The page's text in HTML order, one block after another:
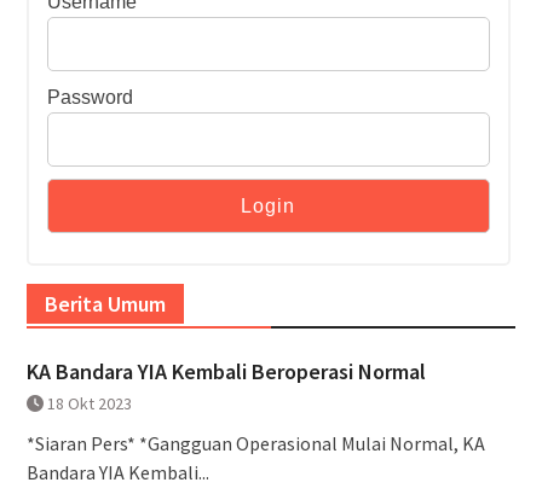
Password
Berita Umum
KA Bandara YIA Kembali Beroperasi Normal
18 Okt 2023
*Siaran Pers* *Gangguan Operasional Mulai Normal, KA
Bandara YIA Kembali...